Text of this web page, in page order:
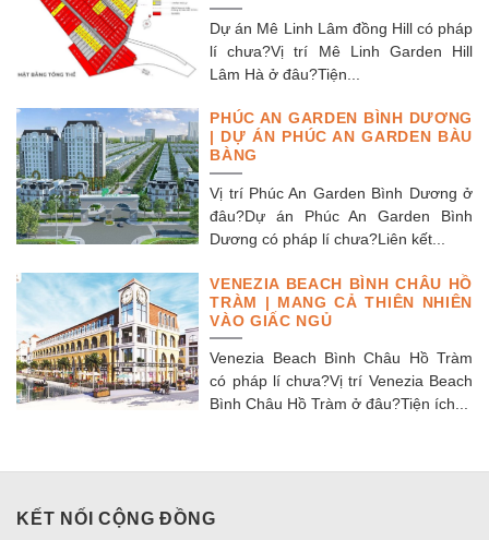
Dự án Mê Linh Lâm đồng Hill có pháp
lí chưa?Vị trí Mê Linh Garden Hill
Lâm Hà ở đâu?Tiện...
PHÚC AN GARDEN BÌNH DƯƠNG
| DỰ ÁN PHÚC AN GARDEN BÀU
BÀNG
Vị trí Phúc An Garden Bình Dương ở
đâu?Dự án Phúc An Garden Bình
Dương có pháp lí chưa?Liên kết...
VENEZIA BEACH BÌNH CHÂU HỒ
TRÀM | MANG CẢ THIÊN NHIÊN
VÀO GIẤC NGỦ
Venezia Beach Bình Châu Hồ Tràm
có pháp lí chưa?Vị trí Venezia Beach
Bình Châu Hồ Tràm ở đâu?Tiện ích...
KẾT NỐI CỘNG ĐỒNG